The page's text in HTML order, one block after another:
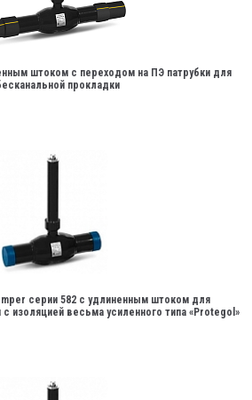
штоком с переходом на ПЭ патрубки для
прокладки
серии 582 с удлиненным штоком для
изоляцией весьма усиленного типа «Protegol»